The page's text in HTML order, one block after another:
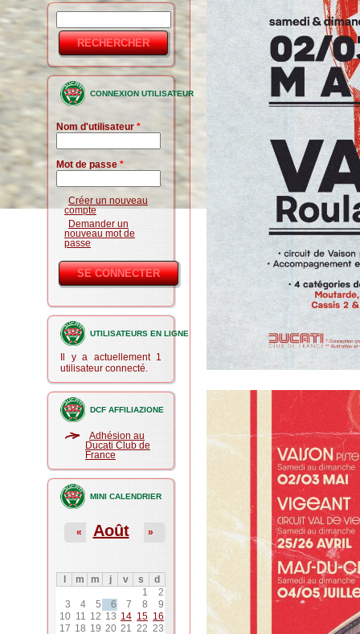
Formulaire
de
recherche
CONNEXION UTILISATEUR
Nom d'utilisateur *
Mot de passe *
Créer un nouveau
compte
Demander un
nouveau mot de
passe
UTILISATEURS EN LIGNE
Il y a actuellement 1
utilisateur connecté.
DCF AFFILIAZIONE
Adhésion au
Ducati Club de
France
MINI CALENDRIER
Août
« »
m m j v s
d
1
2
3
4 5 6 7 8
9
10 11 12 13 14 15 16
17 18 19 20 21 22 23